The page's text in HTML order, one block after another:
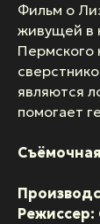
Фильм о
живущей в
Пермского
являются
помогает
Режиссер: